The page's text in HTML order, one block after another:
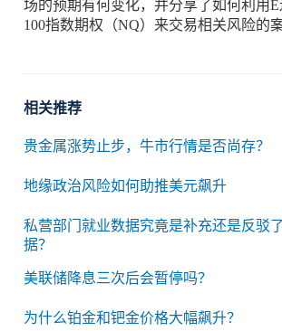
场的预期有何变化，并分享了如何利用
100指数期权（NQ）来交易相关风险的案
相关推荐
贵金属涨势止步，牛市行情是否尚存？
地缘政治风险如何助推美元飙升
私营部门就业数据究竟是补充还是反驳
据？
美联储降息三次后会暂停吗？
为什么铂金和钯金价格大幅飙升？